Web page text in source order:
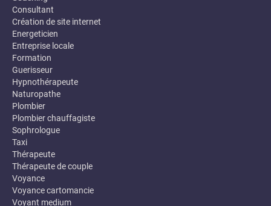
Consultant
Création de site internet
Energeticien
Entreprise locale
Formation
Guerisseur
Hypnothérapeute
Naturopathe
Plombier
Plombier chauffagiste
Sophrologue
Taxi
Thérapeute
Thérapeute de couple
Voyance
Voyance cartomancie
Voyant medium